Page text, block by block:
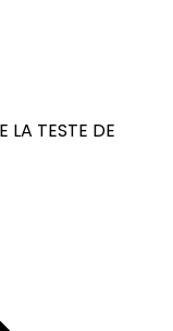
LA TESTE DE